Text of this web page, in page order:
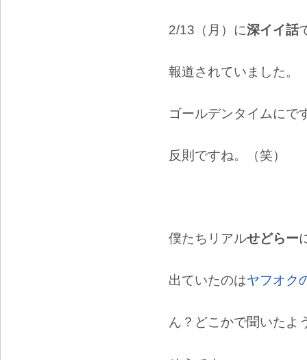
2/13（月）に深イイ話
報道されていました。
ゴールデンタイムにで
反則ですね。（笑）
僕たちリアルせどらー
出ていたのはヤフオク
ん？どこかで聞いたよ